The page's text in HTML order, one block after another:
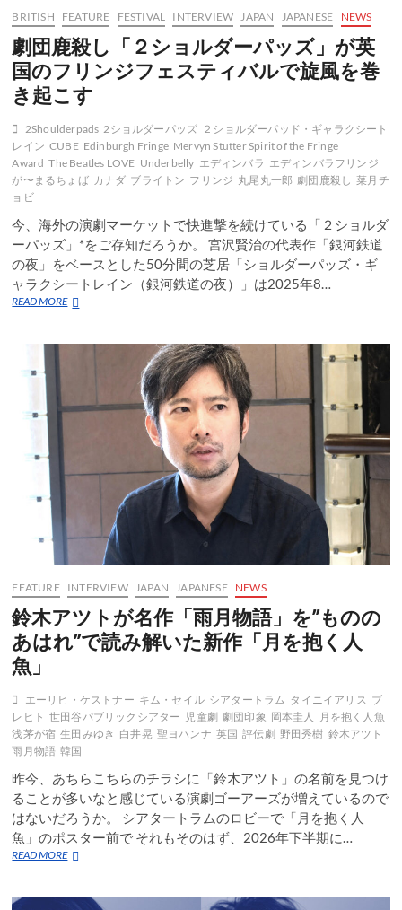
BRITISH FEATURE FESTIVAL INTERVIEW JAPAN JAPANESE NEWS
劇団鹿殺し「２ショルダーパッズ」が英
国のフリンジフェスティバルで旋風を巻
き起こす
2Shoulderpads 2ショルダーパッズ ２ショルダーパッド・ギャラクシート
レイン CUBE Edinburgh Fringe Mervyn Stutter Spirit of the Fringe
Award The Beatles LOVE Underbelly エディンバラ エディンバラフリンジ
が〜まるちょば カナダ ブライトン フリンジ 丸尾丸一郎 劇団鹿殺し 菜月チ
ョビ
今、海外の演劇マーケットで快進撃を続けている「２ショルダ
ーパッズ」*をご存知だろうか。 宮沢賢治の代表作「銀河鉄道
の夜」をベースとした50分間の芝居「ショルダーパッズ・ギ
ャラクシートレイン（銀河鉄道の夜）」は2025年8…
READ MORE劇
ョ
パ
英
フ
リ
ン
ジ
テ
ィ
バ
ル
旋
風
を
巻
き
起
す
FEATURE INTERVIEW JAPAN JAPANESE NEWS
鈴木アツトが名作「雨月物語」を”ものの
あはれ”で読み解いた新作「月を抱く人
魚」
エーリヒ・ケストナー キム・セイル シアタートラム タイニイアリス ブ
レヒト 世田谷パブリックシアター 児童劇 劇団印象 岡本圭人
月を抱く人魚
浅茅が宿 生田みゆき 白井晃 聖ヨハンナ 英国 評伝劇 野田秀樹 鈴木アツト
雨月物語 韓国
昨今、あちらこちらのチラシに「鈴木アツト」の名前を見つけ
ることが多いなと感じている演劇ゴーアーズが増えているので
はないだろうか。 シアタートラムのロビーで「月を抱く人
魚」のポスター前で それもそのはず、2026年下半期に…
READ MORE鈴
ツ